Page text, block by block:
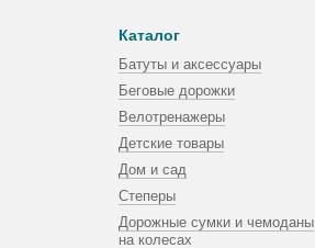
Каталог
Батуты и аксессуары
Беговые дорожки
Велотренажеры
Детские товары
Дом и сад
Степеры
Дорожные сумки и чемоданы
на колесах